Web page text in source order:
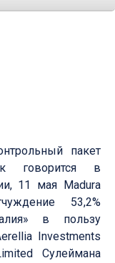
пакет
говорится в
11 мая Madura
53,2%
в пользу
Investments
Сулеймана